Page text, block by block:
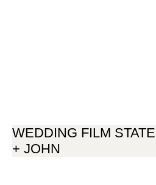
WEDDING FILM
+ JOHN